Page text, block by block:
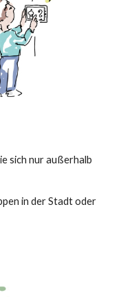
sich nur außerhalb
in der Stadt oder